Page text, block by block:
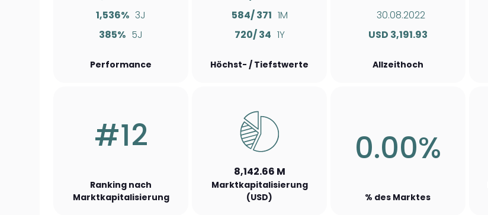
1,536% 3J
385% 5J
Performance
584/ 371 1M
720/ 34 1Y
Höchst- / Tiefstwerte
30.08.2022
USD 3,191.93
Allzeithoch
#12
Ranking nach
Marktkapitalisierung
8,142.66 M
Marktkapitalisierung
(USD)
0.00%
% des Marktes